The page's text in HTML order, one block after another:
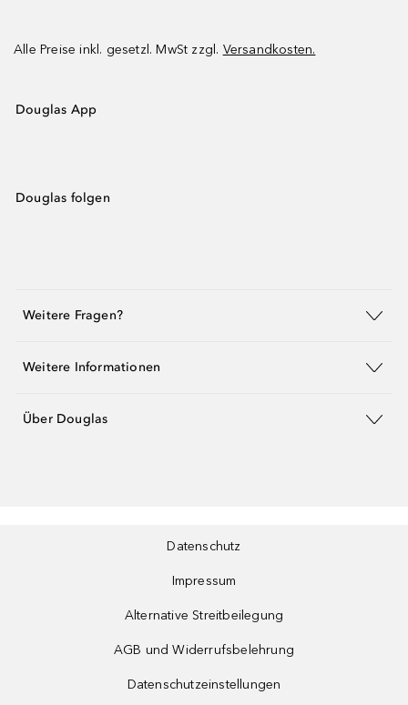
Alle Preise inkl. gesetzl. MwSt zzgl. Versandkosten.
Douglas App
Douglas folgen
Weitere Fragen?
Weitere Informationen
Über Douglas
Datenschutz
Impressum
Alternative Streitbeilegung
AGB und Widerrufsbelehrung
Datenschutzeinstellungen